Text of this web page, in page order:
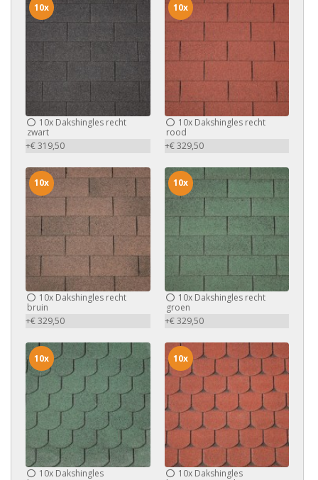
10x Dakshingles recht
zwart
+€ 319,50
10x
10xDakshingles recht
rood
+€ 329,50
10x
10x Dakshingles recht
bruin
+€ 329,50
10x
10xDakshingles recht
groen
+€ 329,50
10x
10x Dakshingles
10x
10xDakshingles
10x